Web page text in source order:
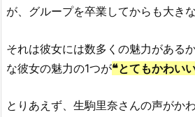
が、グループを卒業してからも大き
それは彼女には数多くの魅力がある
な彼女の魅力の1つが❝とてもかわい
とりあえず、生駒里奈さんの声がか